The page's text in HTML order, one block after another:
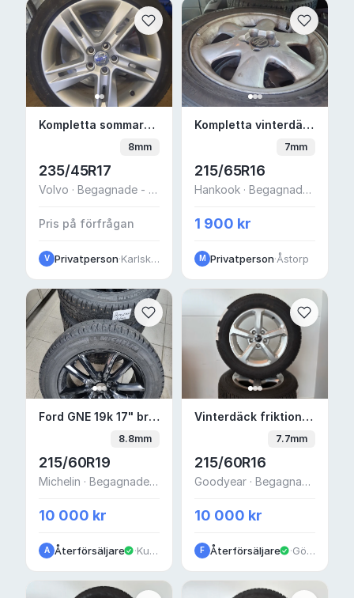
Kompletta sommardäck volvo v- 60
Kompletta sommardäck volvo v- 60
8mm
235/45R17
Volvo · Begagnade - Mycket bra skick
Pris på förfrågan
V Privatperson· Karlskoga
Kompletta Kompletta vinterdäck V70N i fint skick.
7mm
215/65R16
Hankook · Begagnade - bra skick
1 900 kr
M Privatperson·Åstorp
Ford GNE 19k 17" bredvid datorn
Ford GNE 19k 17" bredvid datorn
8.8mm
215/60R19
Michelin · Begagnade - bra skick
10 000 kr
A Återförsäljare · Kungälv
Vinterdäck friktion
Vinterdäck friktion 16" 5x112 Goodyear — Audi Q2
7.7mm
215/60R16
Goodyear · Begagnade - bra skick
10 000 kr
F Återförsäljare · Göteborg